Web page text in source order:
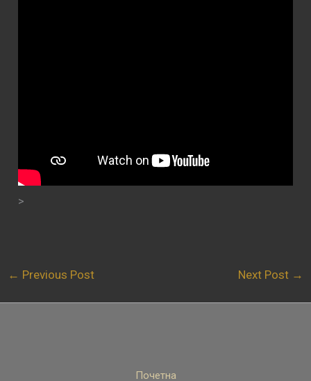
>
← Previous Post Next Post →
Почетна